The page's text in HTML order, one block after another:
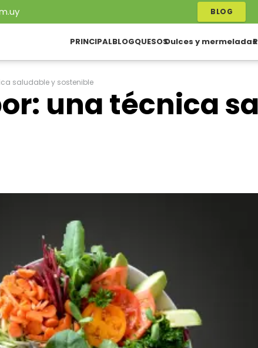
BLOG
PRINCIPALBLOGQUESOSDulces y mermeladas
saludable y sostenible
una técnica